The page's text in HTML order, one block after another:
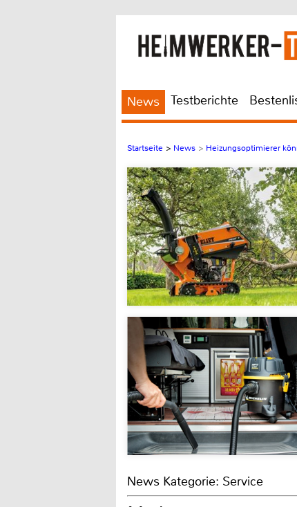
News Testberichte
Startseite > News > Heizungsoptimierer
News Kategorie: Service